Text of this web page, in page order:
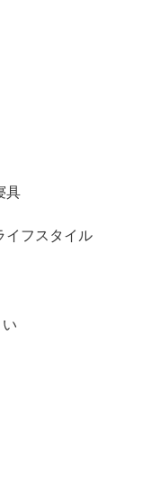
具
イフスタイル